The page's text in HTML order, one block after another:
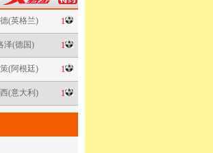
(英格兰) 1
泽(德国) 1
(阿根廷) 1
(意大利) 1